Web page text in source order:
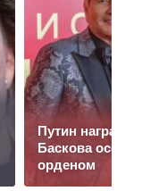
Путин наградил
Баскова особым
орденом